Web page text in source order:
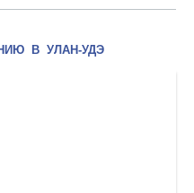
В УЛАН-УДЭ